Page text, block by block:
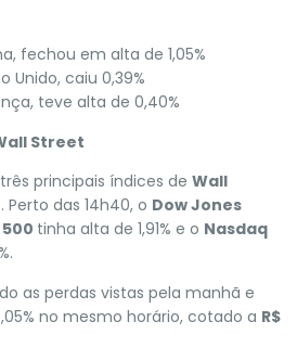
fechou em alta de 1,05%
Unido, caiu 0,39%
teve alta de 0,40%
Street
principais índices de Wall
das 14h40, o Dow Jones
500 tinha alta de 1,91% e o Nasdaq
as perdas vistas pela manhã e
no mesmo horário, cotado a R$